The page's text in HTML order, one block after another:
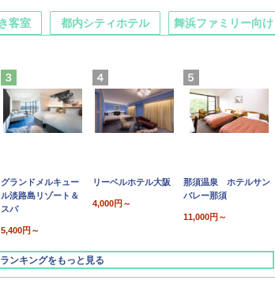
グランドメルキュー
ル淡路島リゾート＆
スパ
5,400円～
リーベルホテル大阪
4,000円～
那須温泉 ホテルサン
バレー那須
11,000円～
ランキングをもっと見る
客室 都内シティホテル 舞浜ファミリー向け